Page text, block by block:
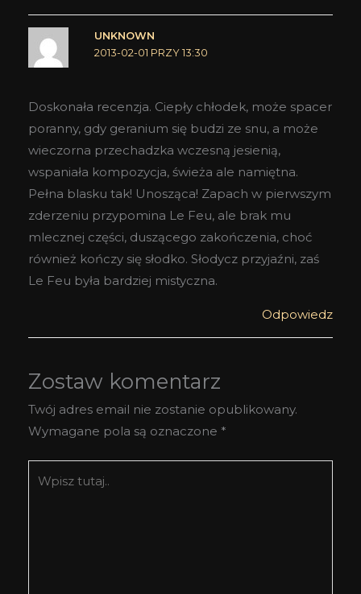
UNKNOWN
2013-02-01 PRZY 13:30
Doskonała recenzja. Ciepły chłodek, może spacer
poranny, gdy geranium się budzi ze snu, a może
wieczorna przechadzka wczesną jesienią,
wspaniała kompozycja, świeża ale namiętna.
Pełna blasku tak! Unosząca! Zapach w pierwszym
zderzeniu przypomina Le Feu, ale brak mu
mlecznej części, duszącego zakończenia, choć
również kończy się słodko. Słodycz przyjaźni, zaś
Le Feu była bardziej mistyczna.
Odpowiedz
Zostaw komentarz
Twój adres email nie zostanie opublikowany.
Wymagane pola są oznaczone *
tutaj..